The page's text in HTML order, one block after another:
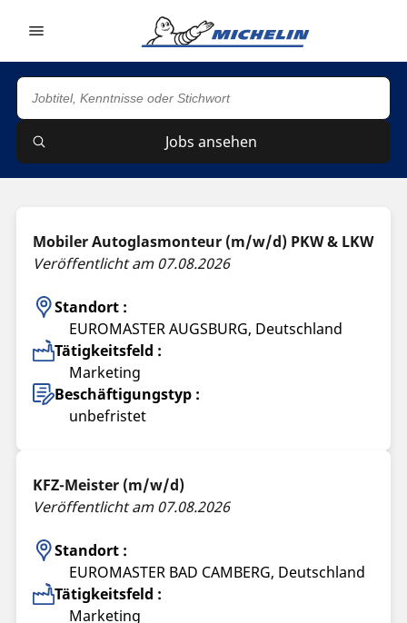
Jobs ansehen
Mobiler Autoglasmonteur (m/w/d) PKW & LKW
Veröffentlicht am 07.08.2026
Standort :
EUROMASTER AUGSBURG, Deutschland
Tätigkeitsfeld :
Marketing
Beschäftigungstyp :
unbefristet
KFZ-Meister (m/w/d)
Veröffentlicht am 07.08.2026
Standort :
EUROMASTER BAD CAMBERG, Deutschland
Tätigkeitsfeld :
Marketing